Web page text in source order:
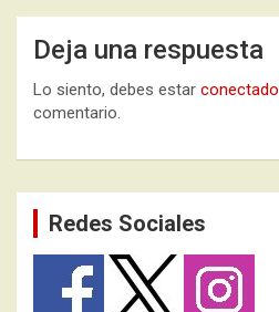
Deja una respuesta
Lo siento, debes estar conectado
comentario.
Redes Sociales